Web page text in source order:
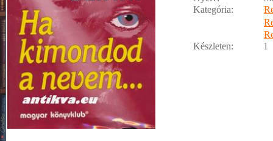
Kategória:
Készleten:
1